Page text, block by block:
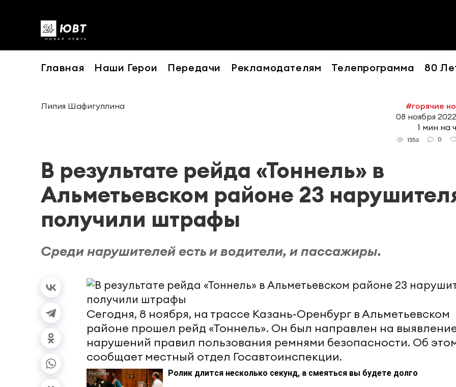
Главная Наши Герои Передачи Рекламодателям Телепрограмма 80
Лилия Шафигуллина
#горячие
08 ноября
1 мин на
1556 0
В результате рейда «Тоннель» в
Альметьевском районе 23
получили штрафы
Среди нарушителей есть и водители, и пассажиры.
Сегодня, 8 ноября, на трассе Казань-Оренбург в Альметьевском
районе прошел рейд «Тоннель». Он был направлен на
нарушений правил пользования ремнями безопасности. Об
сообщает местный отдел Госавтоинспекции.
Ролик длится несколько секунд, а смеяться вы будете долго